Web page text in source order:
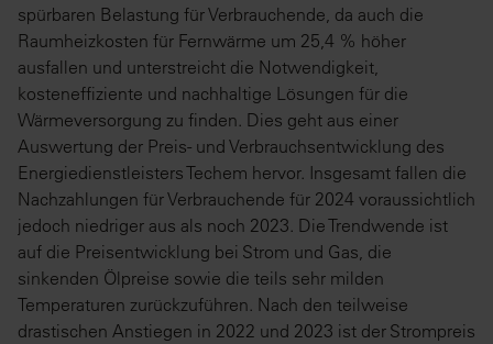
spürbaren Belastung für Verbrauchende, da auch die
Raumheizkosten für Fernwärme um 25,4 % höher
ausfallen und unterstreicht die Notwendigkeit,
kosteneffiziente und nachhaltige Lösungen für die
Wärmeversorgung zu finden. Dies geht aus einer
Auswertung der Preis- und Verbrauchsentwicklung des
Energiedienstleisters Techem hervor. Insgesamt fallen die
Nachzahlungen für Verbrauchende für 2024 voraussichtlich
jedoch niedriger aus als noch 2023. Die Trendwende ist
auf die Preisentwicklung bei Strom und Gas, die
sinkenden Ölpreise sowie die teils sehr milden
Temperaturen zurückzuführen. Nach den teilweise
drastischen Anstiegen in 2022 und 2023 ist der Strompreis